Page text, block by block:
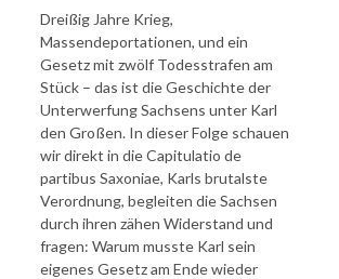
Dreißig Jahre Krieg,
Massendeportationen, und ein
Gesetz mit zwölf Todesstrafen am
Stück – das ist die Geschichte der
Unterwerfung Sachsens unter Karl
den Großen. In dieser Folge schauen
wir direkt in die Capitulatio de
partibus Saxoniae, Karls brutalste
Verordnung, begleiten die Sachsen
durch ihren zähen Widerstand und
fragen: Warum musste Karl sein
eigenes Gesetz am Ende wieder